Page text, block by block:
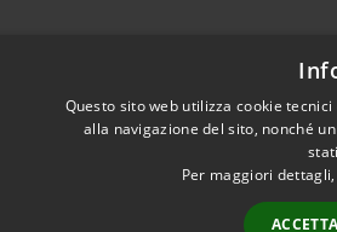
Questo sito web utilizza cookie
alla navigazione del sito, nonché
Per maggiori